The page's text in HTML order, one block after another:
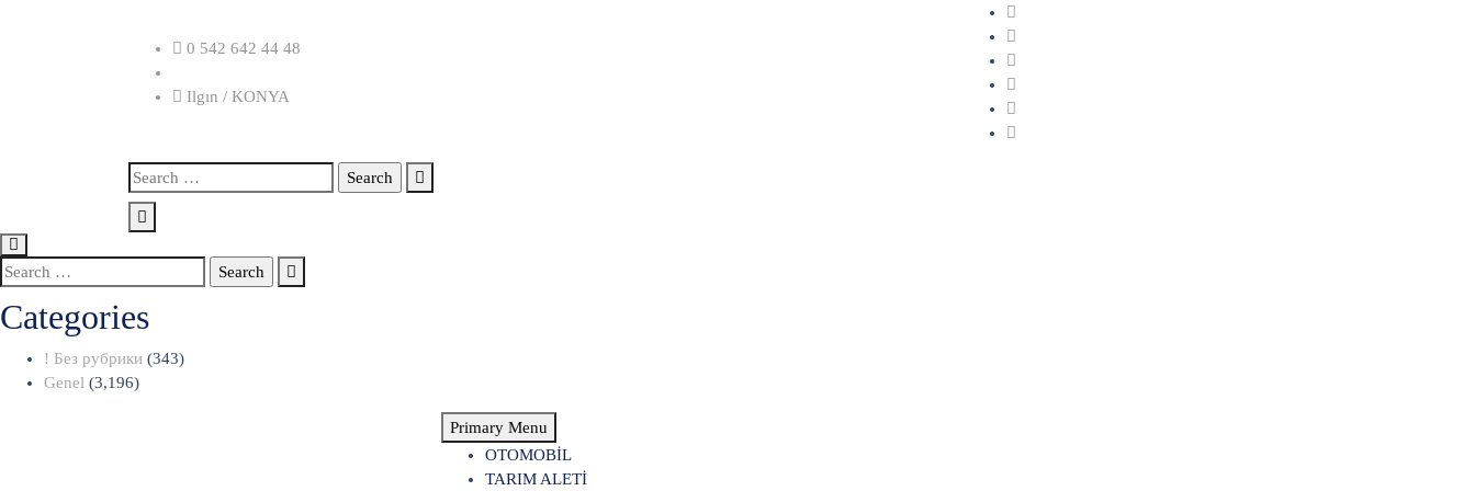
0 542 642 44 48
Ilgın / KONYA
Search
for:
Search
for:
Categories
! Без рубрики (343)
Genel (3,196)
Primary Menu
OTOMOBİL
TARIM ALETİ